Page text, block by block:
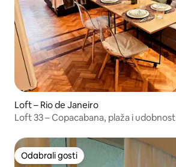
Loft – Rio de Janeiro
Loft 33 – Copacabana, plaža i udobnost
Odabrali gosti
Odabrali gosti